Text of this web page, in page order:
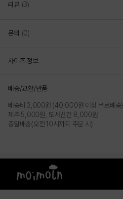
리뷰 (3)
문의 (0)
사이즈 정보
배송/교환/반품
배송비 3,000원 (40,000원 이상 무료배송)
제주 5,000원, 도서산간 8,000원
총알배송(오전 10시까지 주문 시)